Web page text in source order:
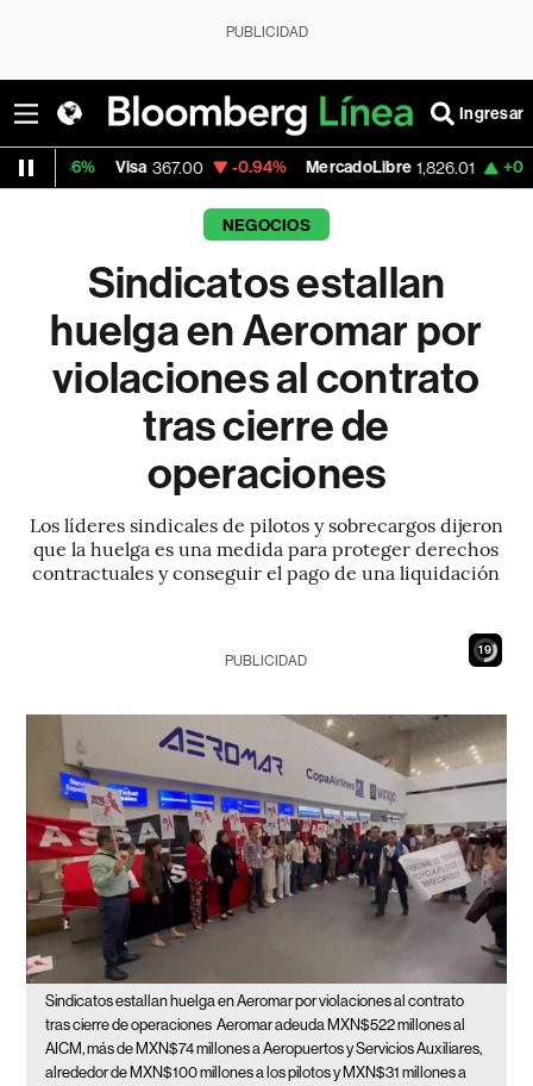
PUBLICIDAD
Ingresar
367.00 -0.94% MercadoLibre 1,826.01 +0.10%
NEGOCIOS
Sindicatos estallan
huelga en Aeromar por
violaciones al contrato
tras cierre de
operaciones
Los líderes sindicales de pilotos y sobrecargos dijeron
que la huelga es una medida para proteger derechos
contractuales y conseguir el pago de una liquidación
18
PUBLICIDAD
Sindicatos estallan huelga en Aeromar por violaciones al contrato
tras cierre de operaciones Aeromar adeuda MXN$522 millones al
AICM, más de MXN$74 millones a Aeropuertos y Servicios Auxiliares,
alrededor de MXN$100 millones a los pilotos y MXN$31 millones a